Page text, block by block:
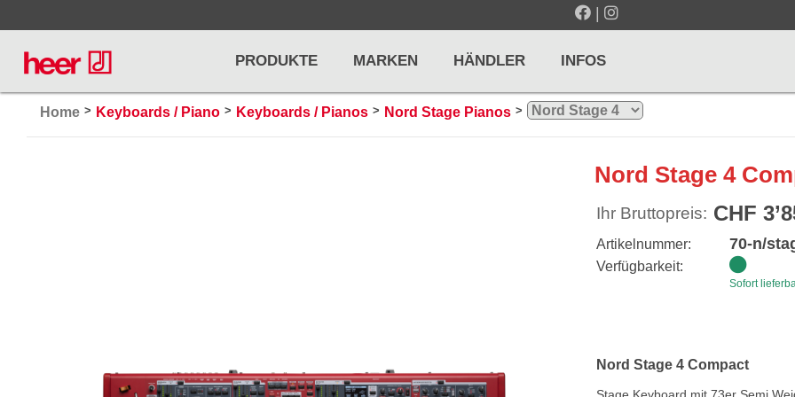
|
PRODUKTE
Westerngitarren
E-Gitarren
PRO AUDIO, MICS, STANDS DRUMS & PERCUSSION HOLZBLASINSTRUMENTE
MARKEN HÄNDLER INFOS
Home > Keyboards / Piano > Keyboards / Pianos > Nord Stage Pianos >
Nord Stage 4
Ihr Bruttopreis: CHF
Artikelnummer: 70-n/
Verfügbarkeit:
Sofort
Nord Stage 4 Compact